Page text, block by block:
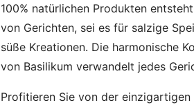
100% natürlichen Produkten
von Gerichten, sei es für salzige
süße Kreationen. Die harmonische
von Basilikum verwandelt jedes
Profitieren Sie von der